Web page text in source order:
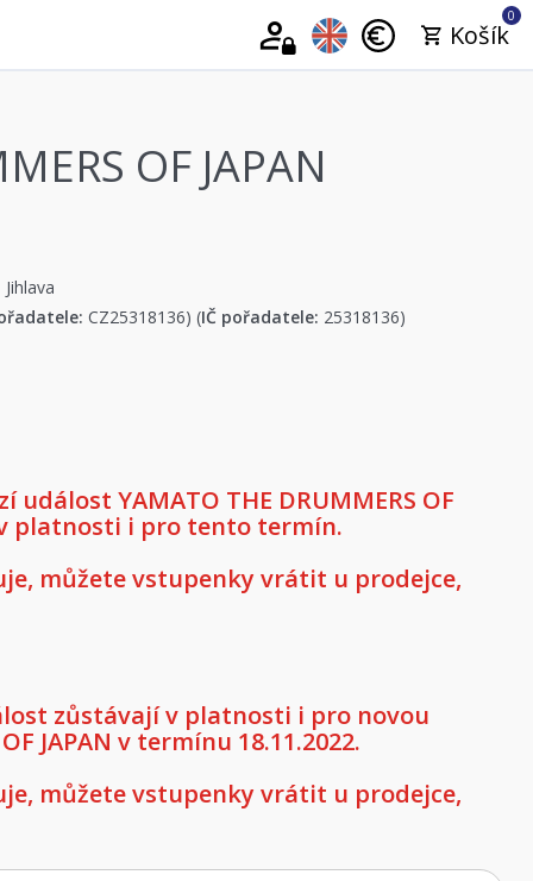
0
Košík
OF JAPAN
CZ25318136) (IČ pořadatele: 25318136)
YAMATO THE DRUMMERS OF
v platnosti i pro tento termín.
můžete vstupenky vrátit u prodejce,
zůstávají v platnosti i pro novou
JAPAN v termínu 18.11.2022.
můžete vstupenky vrátit u prodejce,